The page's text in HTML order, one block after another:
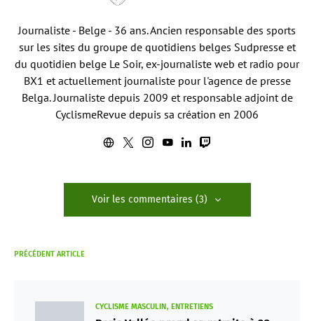
Journaliste - Belge - 36 ans. Ancien responsable des sports
sur les sites du groupe de quotidiens belges Sudpresse et
du quotidien belge Le Soir, ex-journaliste web et radio pour
BX1 et actuellement journaliste pour l'agence de presse
Belga. Journaliste depuis 2009 et responsable adjoint de
CyclismeRevue depuis sa création en 2006
Voir les commentaires (3)
PRÉCÉDENT ARTICLE
CYCLISME MASCULIN ENTRETIENS